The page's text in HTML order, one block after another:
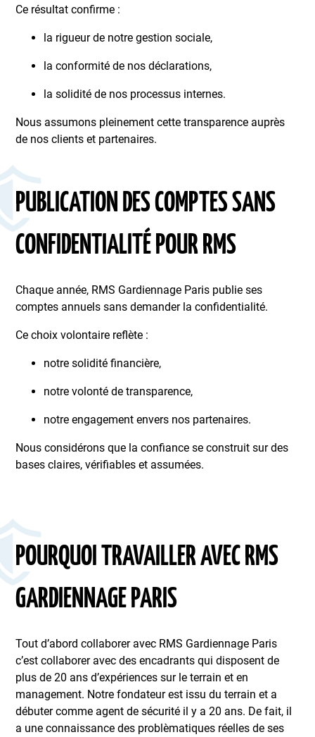
Ce résultat confirme :
la rigueur de notre gestion sociale,
la conformité de nos déclarations,
la solidité de nos processus internes.
Nous assumons pleinement cette transparence auprès
de nos clients et partenaires.
PUBLICATION DES COMPTES SANS
CONFIDENTIALITÉ POUR RMS
Chaque année, RMS Gardiennage Paris publie ses
comptes annuels sans demander la confidentialité.
Ce choix volontaire reflète :
notre solidité financière,
notre volonté de transparence,
notre engagement envers nos partenaires.
Nous considérons que la confiance se construit sur des
bases claires, vérifiables et assumées.
POURQUOI TRAVAILLER AVEC RMS
GARDIENNAGE PARIS
Tout d’abord collaborer avec RMS Gardiennage Paris
c’est collaborer avec des encadrants qui disposent de
plus de 20 ans d’expériences sur le terrain et en
management. Notre fondateur est issu du terrain et a
débuter comme agent de sécurité il y a 20 ans. De fait, il
a une connaissance des problèmatiques réelles de ses